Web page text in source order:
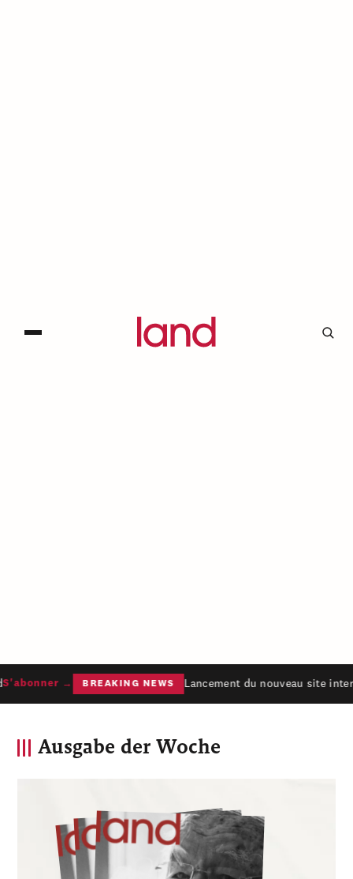
→ BREAKING NEWS Lancement du nouveau site
Ausgabe der Woche